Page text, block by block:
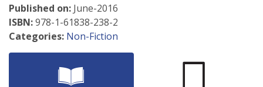
Published on: June-2016
ISBN:978-1-61838-238-2
Categories: Non-Fiction